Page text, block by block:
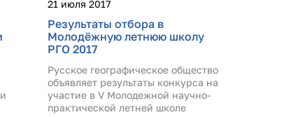
21 июля 2017
Результаты отбора в
Молодёжную летнюю школу
РГО 2017
Русское географическое общество
объявляет результаты конкурса на
участие в V Молодежной научно-
практической летней школе